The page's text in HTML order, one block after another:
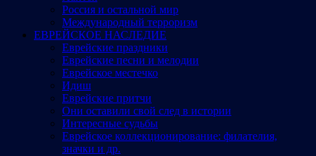
Россия и остальной мир
Международный терроризм
ЕВРЕЙСКОЕ НАСЛЕДИЕ
Еврейские праздники
Еврейские песни и мелодии
Еврейское местечко
Идиш
Еврейские притчи
Они оставили свой след в истории
Интересные судьбы
Еврейское коллекционирование: филателия,
значки и др.